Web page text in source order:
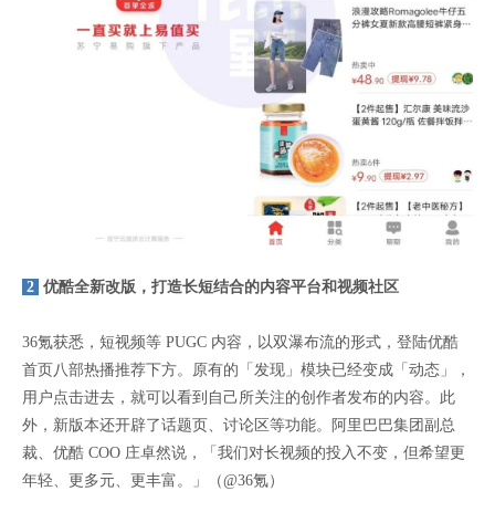
2 优酷全新改版，打造长短结合的内容平台和视频社区
36氪获悉，短视频等 PUGC 内容，以双瀑布流的形式，登陆优酷
首页八部热播推荐下方。原有的「发现」模块已经变成「动态」，
用户点击进去，就可以看到自己所关注的创作者发布的内容。此
外，新版本还开辟了话题页、讨论区等功能。阿里巴巴集团副总
裁、优酷 COO 庄卓然说，「我们对长视频的投入不变，但希望更
年轻、更多元、更丰富。」（@36氪）